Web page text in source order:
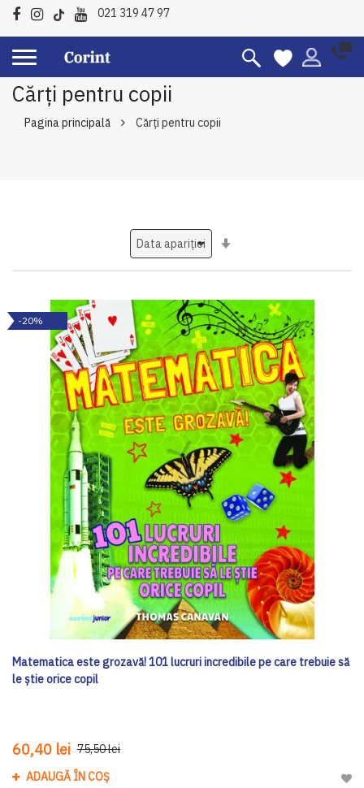
021 319 47 97
Cărți pentru copii
Pagina principală Cărți pentru copii
-20%
Matematica este grozavă! 101 lucruri incredibile pe care trebuie să
le știe orice copil
60,40 lei 75,50 lei
ADAUGĂ ÎN COȘ